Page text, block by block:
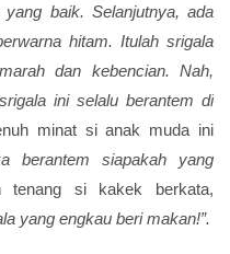
baik. Selanjutnya, ada
hitam. Itulah srigala
dan kebencian. Nah,
ini selalu berantem di
minat si anak muda ini
berantem siapakah yang
si kakek berkata,
yang engkau beri makan!”.